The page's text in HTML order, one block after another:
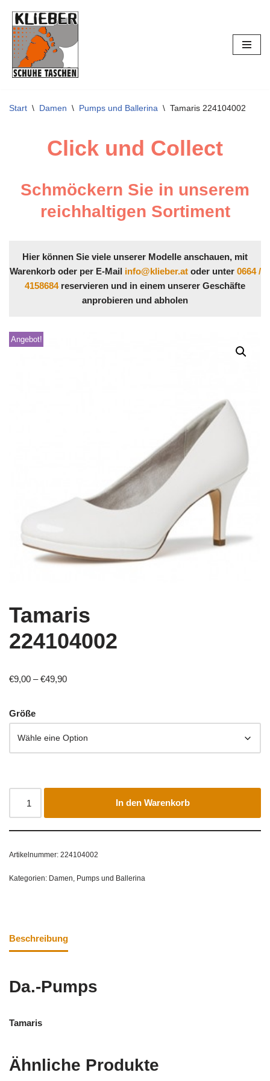
Zum
Inhalt
springen
Start \ Damen \ Pumps und Ballerina \ Tamaris 224104002
Click und Collect
Schmöckern Sie in unserem
reichhaltigen Sortiment
Hier können Sie viele unserer Modelle anschauen, mit
Warenkorb oder per E-Mail info@klieber.atoder unter 0664 /
4158684reservieren und in einem unserer Geschäfte
anprobieren und abholen
Angebot!
Tamaris
224104002
€9,00 –€49,90
Größe
In den Warenkorb
Artikelnummer: 224104002
Kategorien: Damen, Pumps und Ballerina
Beschreibung
Da.-Pumps
Tamaris
Ähnliche Produkte